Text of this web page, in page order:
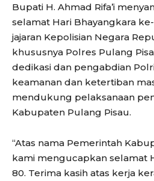
Bupati H. Ahmad Rifa’i
selamat Hari Bhayangkara
jajaran Kepolisian Negara
khususnya Polres Pulang
dedikasi dan pengabdian
keamanan dan ketertiban
mendukung pelaksanaan
Kabupaten Pulang Pisau.
“Atas nama Pemerintah
kami mengucapkan selamat
80. Terima kasih atas kerja